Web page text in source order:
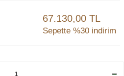
67.130,00 TL
Sepette %30 indirim